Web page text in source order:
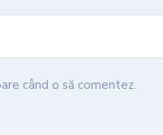
când o să comentez.